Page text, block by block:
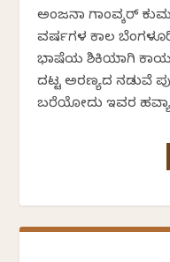
ಅಂಜನಾ ಗಾಂವ್ಕರ್
ವರ್ಷಗಳ ಕಾಲ
ಭಾಷೆಯ ಶಿಕ್ಷಕಿಯಾಗಿ
ದಟ್ಟ ಅರಣ್ಯದ ನಡುವೆ
ಬರೆಯೋದು ಇವರ